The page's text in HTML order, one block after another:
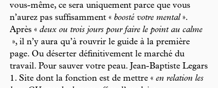
vous-même, ce sera uniquement parce que vous
n’aurez pas suffisamment « boosté votre mental».
Après « deux ou trois jours pour faire le point au calme
», il n’y aura qu’à rouvrir le guide à la première
page. Ou déserter définitivement le marché du
travail. Pour sauver votre peau. Jean-Baptiste Legars
1. Site dont la fonction est de mettre « en relation les